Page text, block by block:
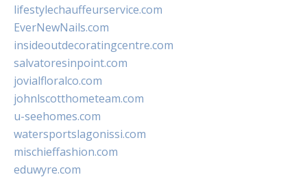
lifestylechauffeurservice.com
EverNewNails.com
insideoutdecoratingcentre.com
salvatoresinpoint.com
jovialfloralco.com
johnlscotthometeam.com
u-seehomes.com
watersportslagonissi.com
mischieffashion.com
eduwyre.com